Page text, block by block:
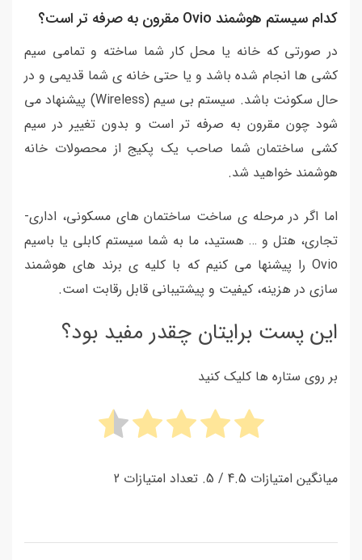
کدام سیستم هوشمند Ovio مقرون به صرفه تر است؟
در صورتی که خانه یا محل کار شما ساخته و تمامی سیم
کشی ها انجام شده باشد و یا حتی خانه ی شما قدیمی و در
حال سکونت باشد. سیستم بی سیم (Wireless) پیشنهاد می
شود چون مقرون به صرفه تر است و بدون تغییر در سیم
کشی ساختمان شما صاحب یک پکیج از محصولات خانه
هوشمند خواهید شد.
اما اگر در مرحله ی ساخت ساختمان های مسکونی، اداری-
تجاری، هتل و … هستید، ما به شما سیستم کابلی یا باسیم
Ovio را پیشنها می کنیم که با کلیه ی برند های هوشمند
سازی در هزینه، کیفیت و پیشتیبانی قابل رقابت است.
این پست برایتان چقدر مفید بود؟
بر روی ستاره ها کلیک کنید
میانگین امتیازات 4.5 / 5. تعداد امتیازات 2